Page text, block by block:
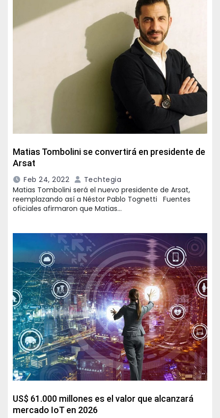
Matias Tombolini se convertirá en presidente de
Arsat
Feb 24, 2022
Techtegia
Matias Tombolini será el nuevo presidente de Arsat,
reemplazando así a Néstor Pablo Tognetti Fuentes
oficiales afirmaron que Matias…
US$ 61.000 millones es el valor que alcanzará
mercado IoT en 2026